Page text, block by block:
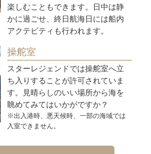
楽しむこともできます。日中は静
かに過ごせ、終日航海日には船内
アクテビティも行われます。
操舵室
スターレジェンドでは操舵室へ立
ち入りすることが許可されていま
す。見晴らしのいい場所から海を
眺めてみてはいかがですか？
※出入港時、悪天候時、一部の海域では
入室できません。